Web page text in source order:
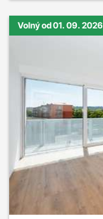
Volný od 01. 09. 2026